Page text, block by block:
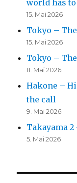
world has
15. Mai 2026
Tokyo –
15. Mai 2026
Tokyo –
11. Mai 2026
Hakone –
the call
9. Mai 2026
Takayama
5. Mai 2026